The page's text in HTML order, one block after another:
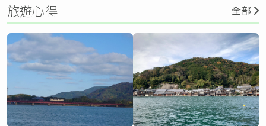
旅遊心得 全部